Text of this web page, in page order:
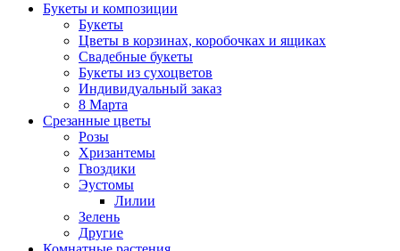
Букеты и композиции
Букеты
Цветы в корзинах, коробочках и ящиках
Свадебные букеты
Букеты из сухоцветов
Индивидуальный заказ
8 Марта
Срезанные цветы
Розы
Хризантемы
Гвоздики
Эустомы
Лилии
Зелень
Другие